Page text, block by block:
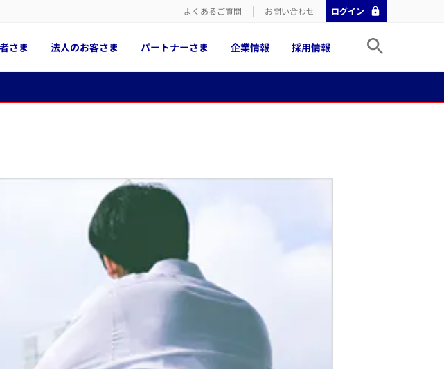
よくあるご質問 お問い合わせ ログイン
さま 法人のお客さま パートナーさま 企業情報 採用情報